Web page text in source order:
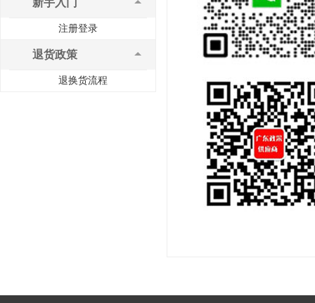
新手入门
注册登录
退货政策
退换货流程